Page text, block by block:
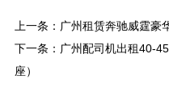
上一条： 广州租赁奔驰威霆豪
下一条： 广州配司机出租40-
座）